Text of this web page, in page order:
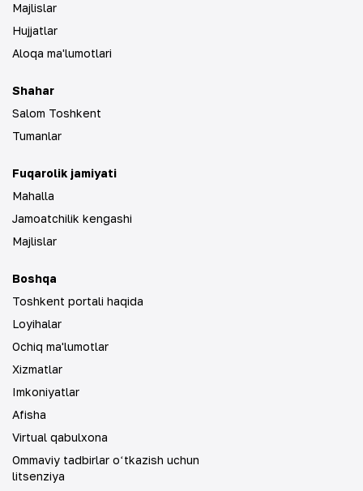
Majlislar
Hujjatlar
Aloqa ma'lumotlari
Shahar
Salom Toshkent
Tumanlar
Fuqarolik jamiyati
Mahalla
Jamoatchilik kengashi
Majlislar
Boshqa
Toshkent portali haqida
Loyihalar
Ochiq ma'lumotlar
Xizmatlar
Imkoniyatlar
Afisha
Virtual qabulxona
Ommaviy tadbirlar oʻtkazish uchun
litsenziya